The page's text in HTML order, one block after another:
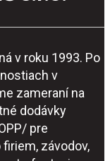
v roku 1993. Po
v
zameraní na
dodávky
pre
závodov,